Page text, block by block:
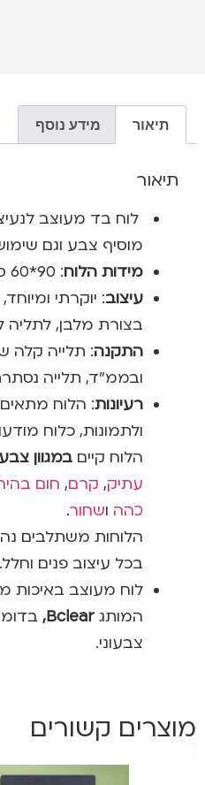
תיאור מידע נוסף
תיאור
לוח בד מעוצב
מוסיף צבע וגם
מידות הלוח: 90*60 ס”מ.
עיצוב: יוקרתי
בצורת מלבן, לתליה
התקנה: תלייה קלה
ובממ”ד, תלייה
רעיונות: הלוח
ולתמונות, כלוח
הלוח קיים במגוון
עתיק, קרם, חום
כהה ושחור.
הלוחות משתלבים
בכל עיצוב פנים וחלל.
לוח מעוצב באיכות
המותג Bclear,
צבעוני.
מוצרים קשורים